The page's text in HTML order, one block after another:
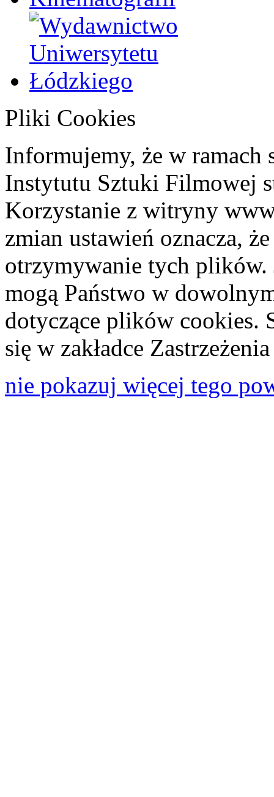
Pliki Cookies
Informujemy, że w ramach
Instytutu Sztuki Filmowej
Korzystanie z witryny
zmian ustawień oznacza,
otrzymywanie tych plików.
mogą Państwo w
dotyczące plików cookies.
się w zakładce
nie pokazuj więcej tego